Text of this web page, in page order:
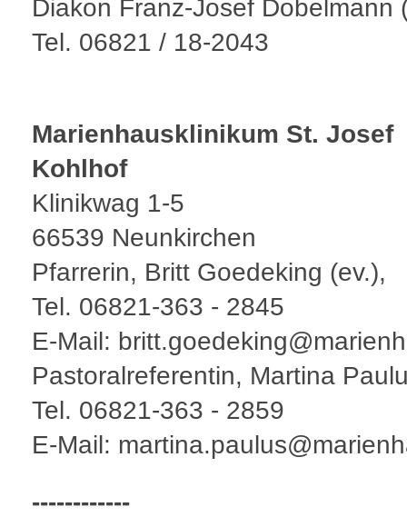
Diakon Franz-Josef Dobelmann
Tel. 06821 / 18-2043
Marienhausklinikum St. Josef
Kohlhof
Klinikwag 1-5
66539 Neunkirchen
Pfarrerin, Britt Goedeking (ev.),
Tel. 06821-363 - 2845
E-Mail:
Pastoralreferentin, Martina
Tel. 06821-363 - 2859
E-Mail:
------------